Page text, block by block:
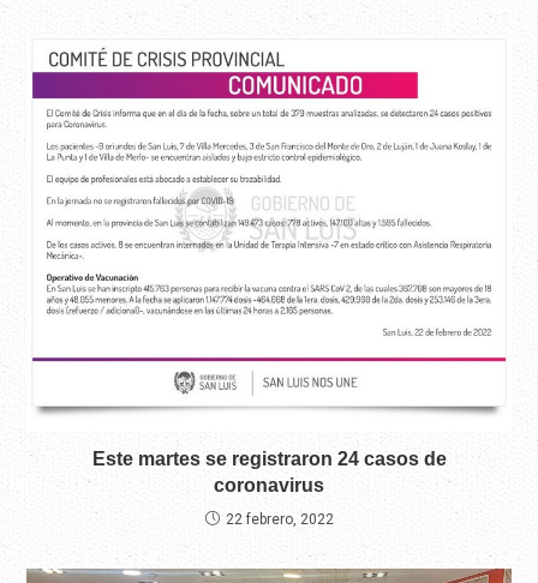
Este martes se registraron 24 casos de
coronavirus
22 febrero, 2022